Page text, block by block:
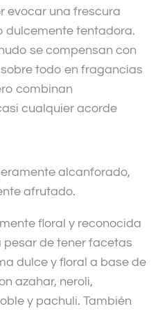
evocar una frescura
dulcemente tentadora.
se compensan con
todo en fragancias
combinan
cualquier acorde
alcanforado,
afrutado.
floral y reconocida
pesar de tener facetas
dulce y floral a base de
azahar, neroli,
y pachuli. También